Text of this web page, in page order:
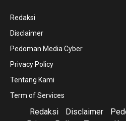
Redaksi
Disclaimer
Pedoman Media Cyber
Privacy Policy
Tentang Kami
Term of Services
Redaksi Disclaimer